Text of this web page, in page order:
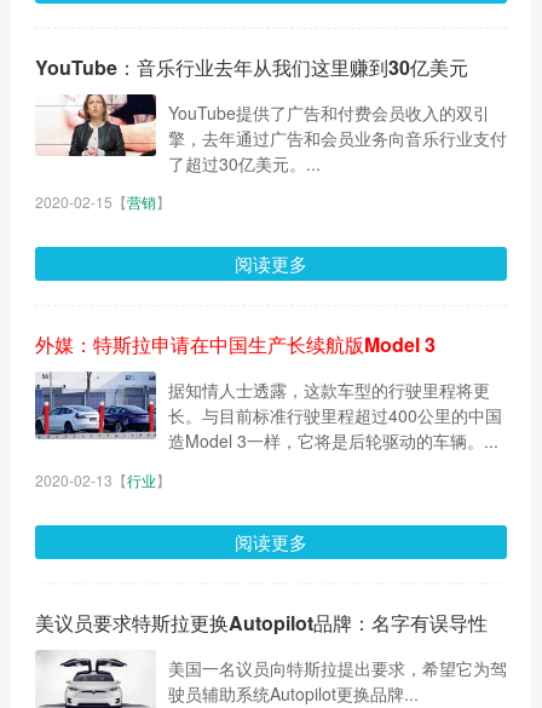
YouTube：音乐行业去年从我们这里赚到30亿美元
YouTube提供了广告和付费会员收入的双引
擎，去年通过广告和会员业务向音乐行业支付
了超过30亿美元。...
2020-02-15 【营销】
阅读更多
外媒：特斯拉申请在中国生产长续航版Model 3
据知情人士透露，这款车型的行驶里程将更
长。与目前标准行驶里程超过400公里的中国
造Model 3一样，它将是后轮驱动的车辆。...
2020-02-13 【行业】
阅读更多
美议员要求特斯拉更换Autopilot品牌：名字有误导性
美国一名议员向特斯拉提出要求，希望它为驾
驶员辅助系统Autopilot更换品牌...